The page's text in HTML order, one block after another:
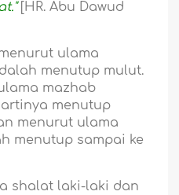
[HR. Abu Dawud
ulama
menutup mulut.
mazhab
menutup
menurut ulama
menutup sampai ke
shalat laki-laki dan